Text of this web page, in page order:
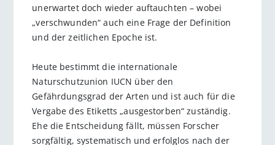
unerwartet doch wieder auftauchten – wobei
„verschwunden“ auch eine Frage der Definition
und der zeitlichen Epoche ist.
Heute bestimmt die internationale
Naturschutzunion IUCN über den
Gefährdungsgrad der Arten und ist auch für die
Vergabe des Etiketts „ausgestorben“ zuständig.
Ehe die Entscheidung fällt, müssen Forscher
sorgfältig, systematisch und erfolglos nach der